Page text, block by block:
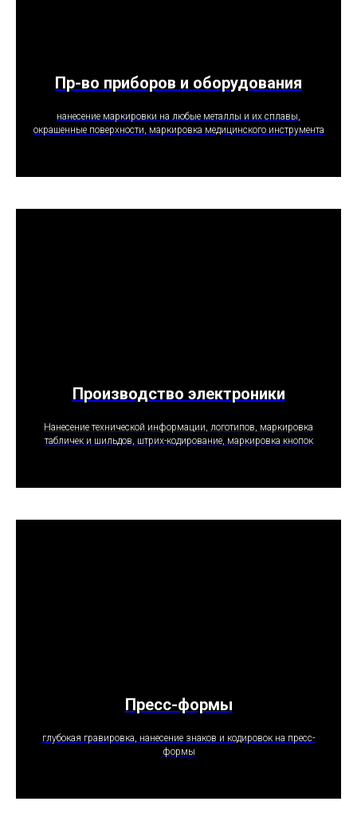
Пр-во приборов и оборудования
нанесение маркировки на любые металлы и их сплавы,
окрашенные поверхности, маркировка медицинского инструмента
ПОЛУЧИТЬ ПРЕДЛОЖЕНИЕ
Производство электроники
Нанесение технической информации, логотипов, маркировка
табличек и шильдов, штрих-кодирование, маркировка кнопок
ПОЛУЧИТЬ ПРЕДЛОЖЕНИЕ
Пресс-формы
глубокая гравировка, нанесение знаков и кодировок на пресс-
формы
ПОЛУЧИТЬ ПРЕДЛОЖЕНИЕ